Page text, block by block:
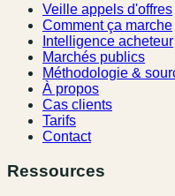
Veille appels d'offres
Comment ça marche
Intelligence acheteur
Marchés publics
Méthodologie &
À propos
Cas clients
Tarifs
Contact
Ressources